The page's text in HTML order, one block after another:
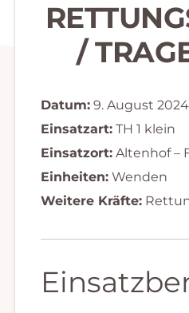
/
Datum:9. August
Einsatzart:TH 1 klein
Einsatzort:Altenhof –
Einheiten:Wenden
Weitere Kräfte: